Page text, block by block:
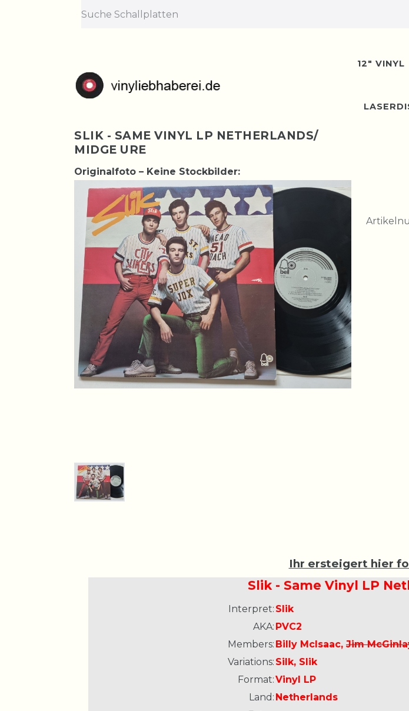
12" VINYL
SLIK - SAME VINYL LP NETHERLANDS/
MIDGE URE
Originalfoto – Keine Stockbilder:
Ihr ersteigert hier
Slik - Same Vinyl LP
Interpret: Slik
AKA: PVC2
Members: Billy McIsaac, Jim
Variations: Silk, Slik
Format:Vinyl LP
Land: Netherlands